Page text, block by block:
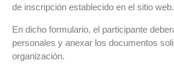
de inscripción establecido en el sitio web.
En dicho formulario, el participante
personales y anexar los documentos
organización.